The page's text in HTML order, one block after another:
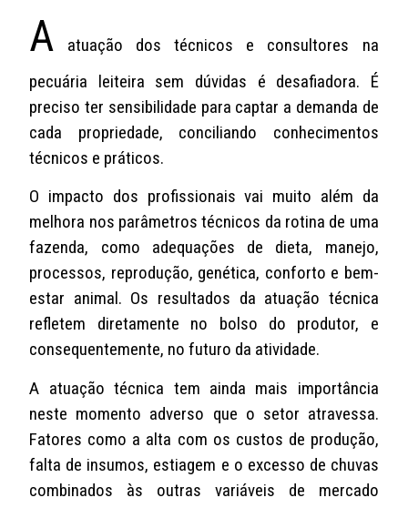
A atuação dos técnicos e consultores na
pecuária leiteira sem dúvidas é desafiadora. É
preciso ter sensibilidade para captar a demanda de
cada propriedade, conciliando conhecimentos
técnicos e práticos.
O impacto dos profissionais vai muito além da
melhora nos parâmetros técnicos da rotina de uma
fazenda, como adequações de dieta, manejo,
processos, reprodução, genética, conforto e bem-
estar animal. Os resultados da atuação técnica
refletem diretamente no bolso do produtor, e
consequentemente, no futuro da atividade.
A atuação técnica tem ainda mais importância
neste momento adverso que o setor atravessa.
Fatores como a alta com os custos de produção,
falta de insumos, estiagem e o excesso de chuvas
combinados às outras variáveis de mercado